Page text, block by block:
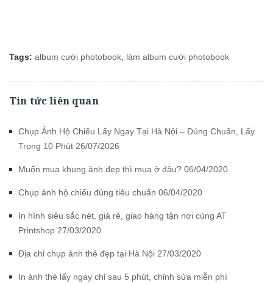
Tags: album cưới photobook làm album cưới photobook
Tin tức liên quan
Chụp Ảnh Hộ Chiếu Lấy Ngay Tại Hà Nội – Đúng Chuẩn, Lấy
Trong 10 Phút 26/07/2026
Muốn mua khung ảnh đẹp thì mua ở đâu? 06/04/2020
Chụp ảnh hộ chiếu đúng tiêu chuẩn 06/04/2020
In hình siêu sắc nét, giá rẻ, giao hàng tận nơi cùng AT
Printshop 27/03/2020
Địa chỉ chụp ảnh thẻ đẹp tại Hà Nội 27/03/2020
In ảnh thẻ lấy ngay chỉ sau 5 phút, chỉnh sửa miễn phí